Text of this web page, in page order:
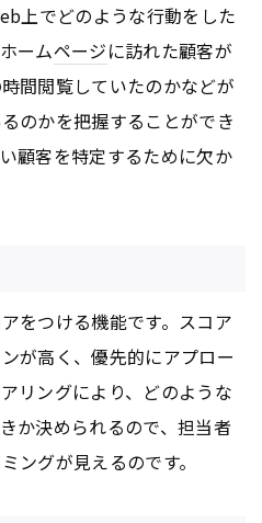
上でどのような行動をした
ームページに訪れた顧客が
間閲覧していたのかなどが
のかを把握することができ
顧客を特定するために欠か
をつける機能です。スコア
が高く、優先的にアプロー
リングにより、どのような
か決められるので、担当者
ングが見えるのです。